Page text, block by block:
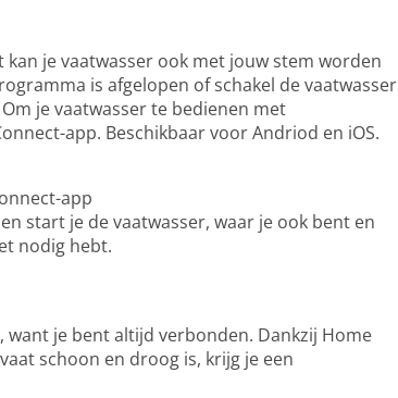
je vaatwasser ook met jouw stem worden
is afgelopen of schakel de vaatwasser
je vaatwasser te bedienen met
app. Beschikbaar voor Andriod en iOS.
app
start je de vaatwasser, waar je ook bent en
nodig hebt.
je bent altijd verbonden. Dankzij Home
schoon en droog is, krijg je een